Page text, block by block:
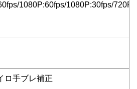
1080P:60fps/1080P:30fps/
ロ手ブレ補正